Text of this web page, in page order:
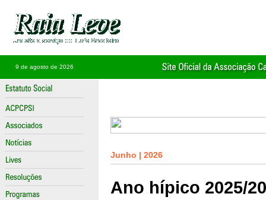
9 de agosto de 2026
Junho | 2026
Ano hípico 2025/